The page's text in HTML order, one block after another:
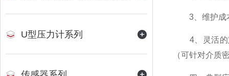
U型压力计系列
3、维护成本
4、灵活的定
（可针对介质